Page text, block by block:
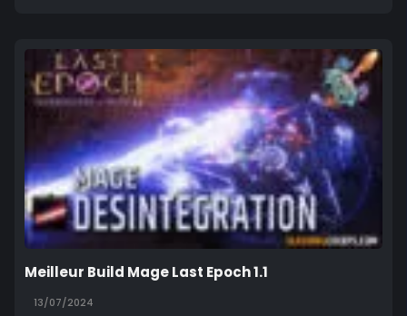
Meilleur Build Mage Last Epoch 1.1
13/07/2024